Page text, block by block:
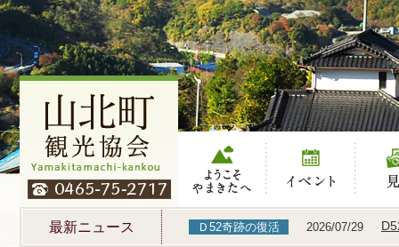
ようこそやまき
たへ
イベント 見る
最新ニュース Ｄ52奇跡の復活 2026/07/29